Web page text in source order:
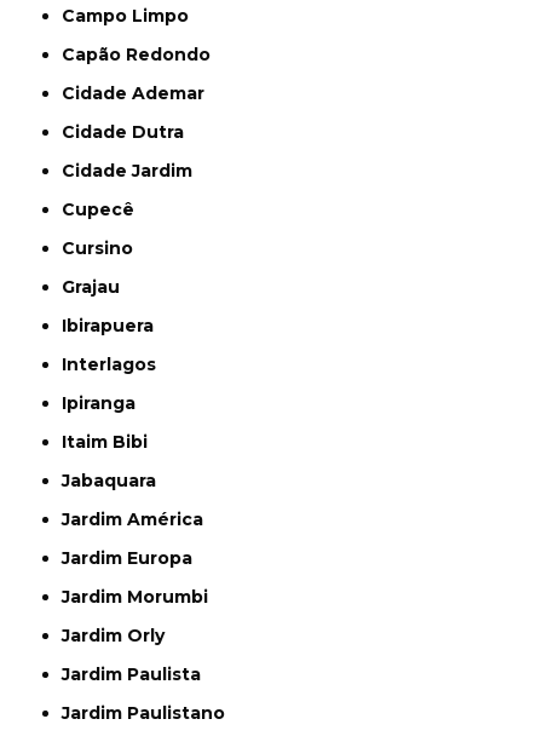
Campo Limpo
Capão Redondo
Cidade Ademar
Cidade Dutra
Cidade Jardim
Cupecê
Cursino
Grajau
Ibirapuera
Interlagos
Ipiranga
Itaim Bibi
Jabaquara
Jardim América
Jardim Europa
Jardim Morumbi
Jardim Orly
Jardim Paulista
Jardim Paulistano